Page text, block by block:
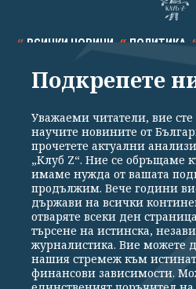
ВСИЧКИ НОВИНИ ПОЛИТИКА
СПОРТ КУЛТУРА
Общи условия
Реклама
Партньори
Екип
Подкрепете
Уважаеми читатели, вие сте
научите новините от
прочетете актуални
„Клуб Z“. Ние се обръщаме
имаме нужда от вашата
продължим. Вече години
държави на всички
отваряте всеки ден
търсене на истинска,
журналистика. Вие можете
нашия стремеж към
финансови зависимости.